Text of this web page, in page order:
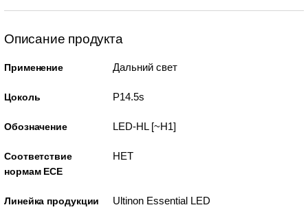
Описание продукта
Применение Дальний свет
Цоколь P14.5s
Обозначение LED-HL [~H1]
Соответствие
нормам ECE
НЕТ
Линейка продукции Ultinon Essential LED